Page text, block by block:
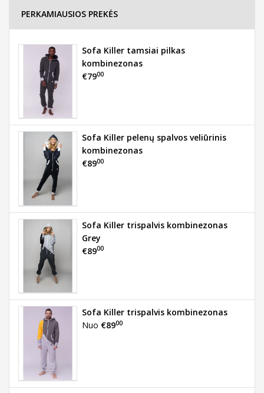
PERKAMIAUSIOS PREKĖS
Sofa Killer tamsiai pilkas
kombinezonas
€7900
Sofa Killer pelenų spalvos veliūrinis
kombinezonas
€8900
Sofa Killer trispalvis kombinezonas
Grey
€8900
Sofa Killer trispalvis kombinezonas
Nuo €8900